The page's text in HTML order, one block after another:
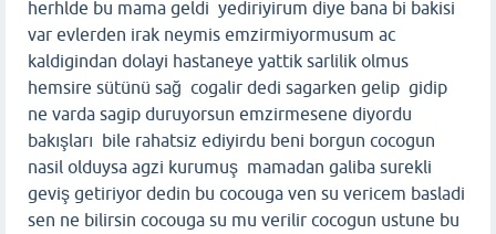
herhlde bu mama geldi yediriyirum diye bana bi bakisi
var evlerden irak neymis emzirmiyormusum ac
kaldigindan dolayi hastaneye yattik sarlilik olmus
hemsire sütünü sağ cogalir dedi sagarken gelip gidip
ne varda sagip duruyorsun emzirmesene diyordu
bakışları bile rahatsiz ediyirdu beni borgun cocogun
nasil olduysa agzi kurumuş mamadan galiba surekli
geviş getiriyor dedin bu cocouga ven su vericem basladi
sen ne bilirsin cocouga su mu verilir cocogun ustune bu